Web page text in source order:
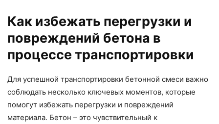
Как избежать перегрузки и
повреждений бетона в
процессе транспортировки
Для успешной транспортировки бетонной смеси важно
соблюдать несколько ключевых моментов, которые
помогут избежать перегрузки и повреждений
материала. Бетон – это чувствительный к